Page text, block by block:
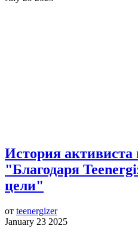
История
"Благодаря
цели"
от teenergizer
January 23 2025